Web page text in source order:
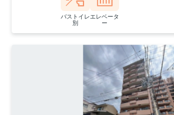
バストイレ
別
エレベータ
ー